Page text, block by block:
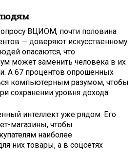
ВЦИОМ, почти половина
— доверяют искусственному
опасаются, что
может заменить человека в их
А 67 процентов опрошенных
компьютерным разумом, чтобы
сохранении уровня дохода.
интеллект уже рядом. Его
магазины, чтобы
наиболее
них товары, а в соцсетях